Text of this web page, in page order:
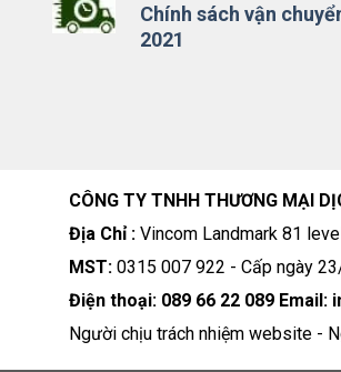
Chính sách vận
2021
CÔNG TY TNHH THƯƠNG MẠI
Địa Chỉ : Vincom Landmark 81
MST: 0315 007 922 - Cấp ngày
Điện thoại: 089 66 22 089 Email:
Người chịu trách nhiệm website -